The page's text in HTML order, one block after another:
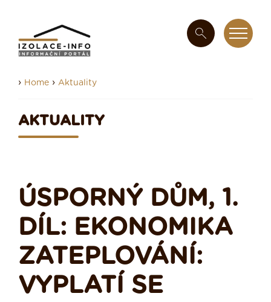
› Home › Aktuality
AKTUALITY
ÚSPORNÝ DŮM, 1.
DÍL: EKONOMIKA
ZATEPLOVÁNÍ:
VYPLATÍ SE